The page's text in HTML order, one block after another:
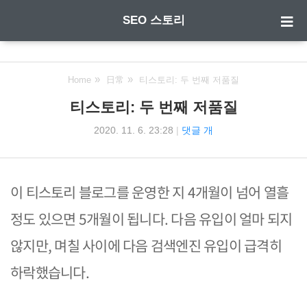
SEO 스토리
Home 日常 티스토리: 두 번째 저품질
티스토리: 두 번째 저품질
2020. 11. 6. 23:28 | 댓글 개
이 티스토리 블로그를 운영한 지 4개월이 넘어 열흘
정도 있으면 5개월이 됩니다. 다음 유입이 얼마 되지
않지만, 며칠 사이에 다음 검색엔진 유입이 급격히
하락했습니다.